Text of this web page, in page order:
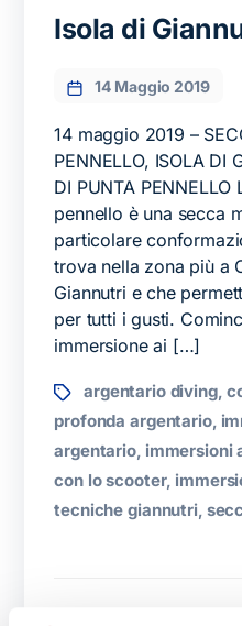
Isola di
14 Maggio 2019
14 maggio 2019 –
PENNELLO, ISOLA DI
DI PUNTA PENNELLO
pennello è una secca
particolare
trova nella zona più a
Giannutri e che
per tutti i gusti.
immersione ai […]
argentario diving,
profonda argentario,
argentario, immersioni
con lo scooter,
tecniche giannutri,